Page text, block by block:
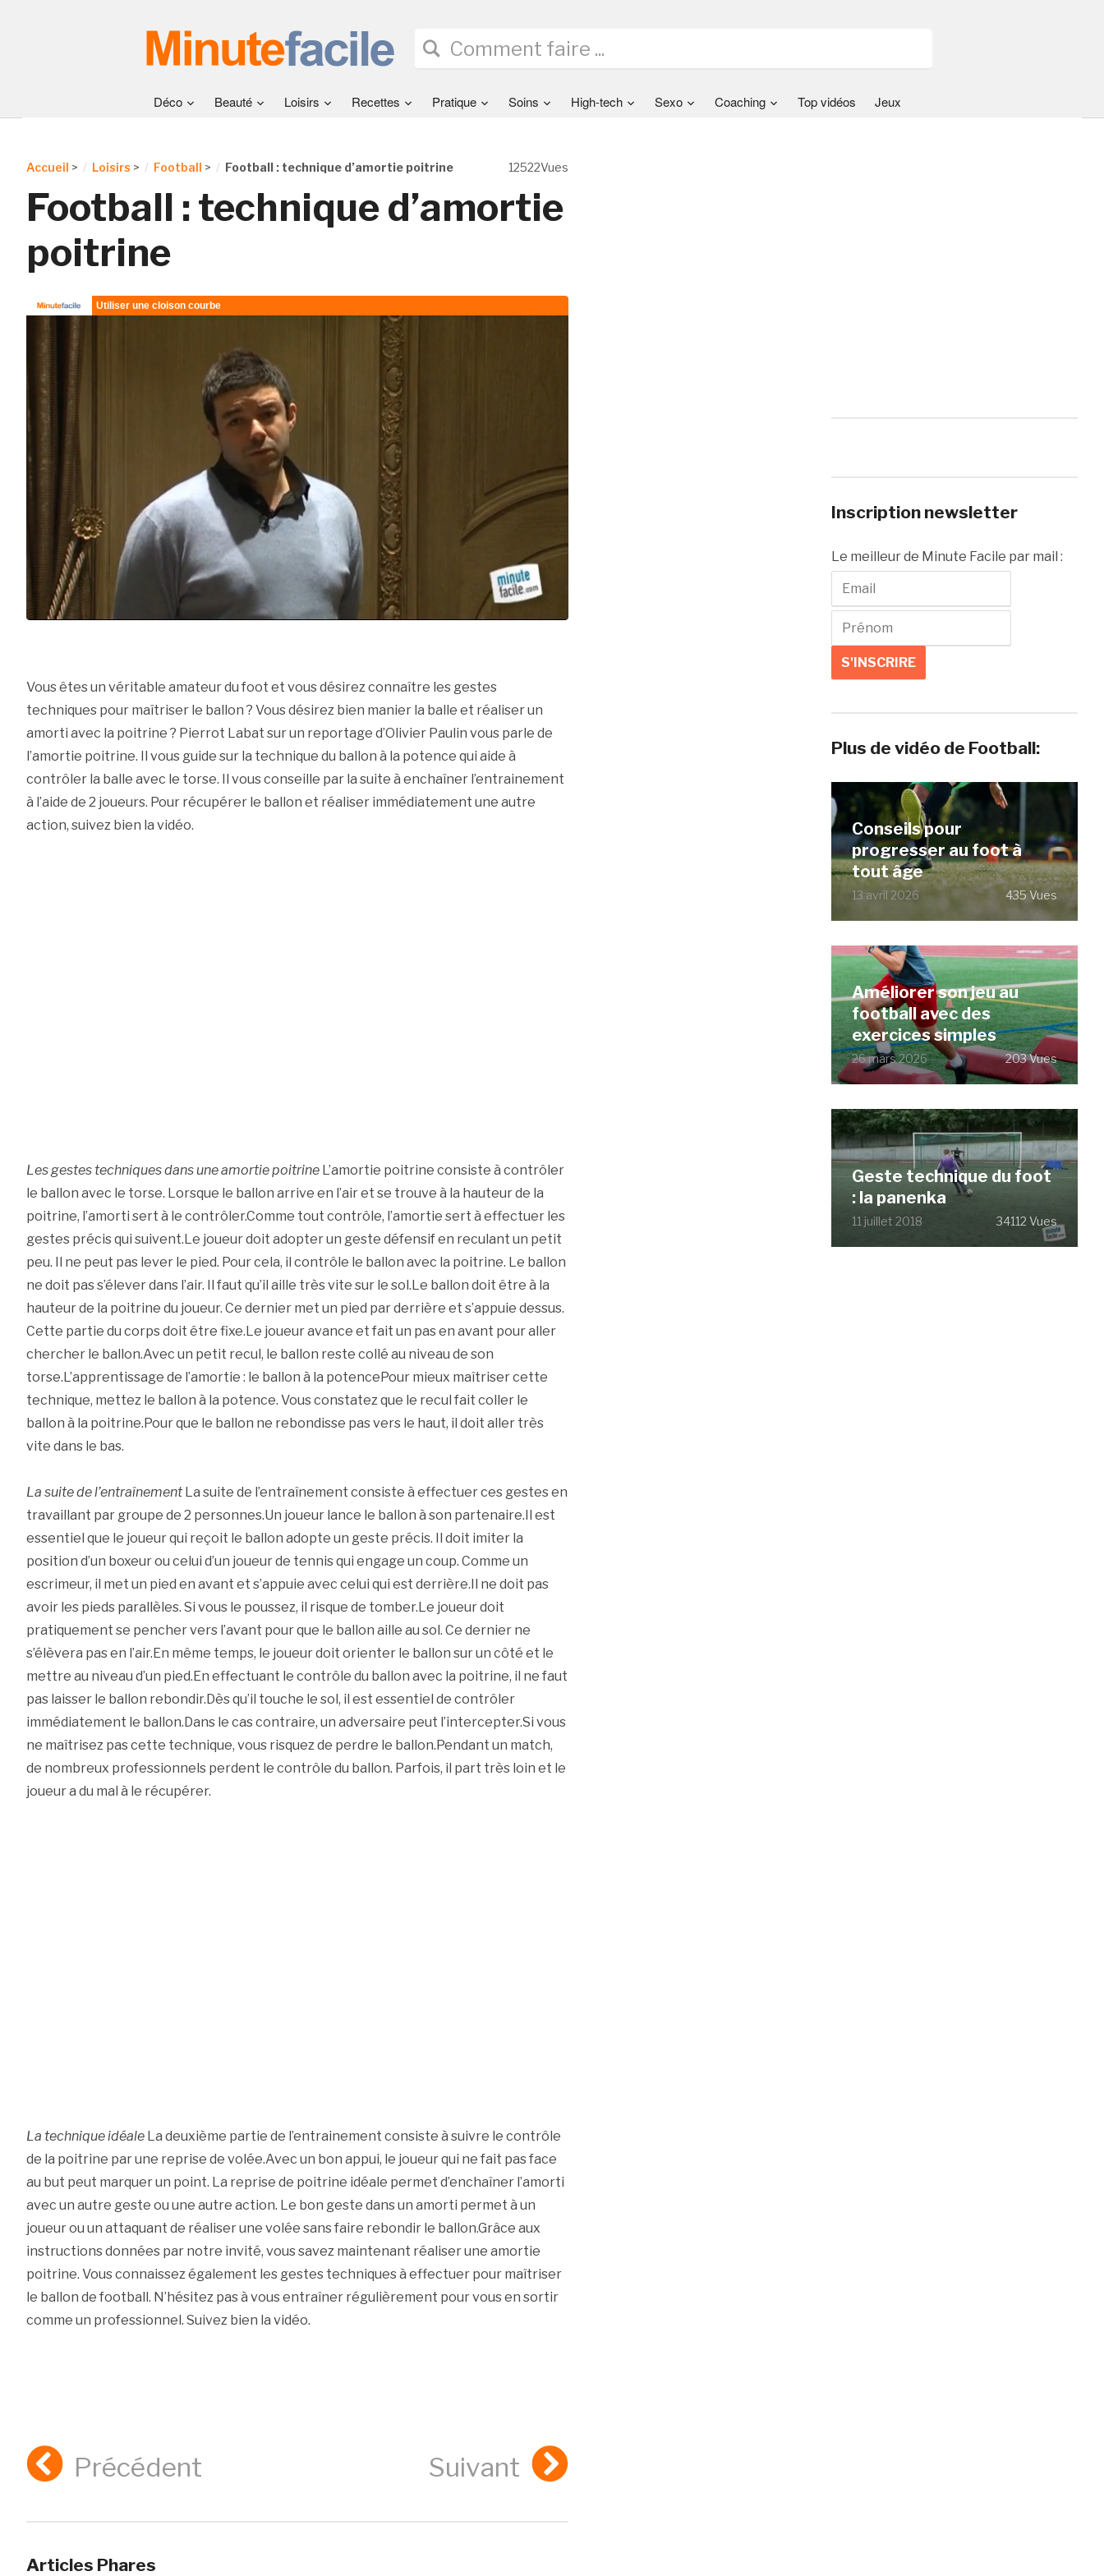
Déco Beauté Loisirs Recettes Pratique Soins High-tech Sexo Coaching Top vidéos Jeux
12522Vues
Accueil > Loisirs > Football > Football : technique d’amortie poitrine
Football : technique d’amortie
poitrine
Vous êtes un véritable amateur du foot et vous désirez connaître les gestes
techniques pour maîtriser le ballon ? Vous désirez bien manier la balle et réaliser un
amorti avec la poitrine ? Pierrot Labat sur un reportage d’Olivier Paulin vous parle de
l’amortie poitrine. Il vous guide sur la technique du ballon à la potence qui aide à
contrôler la balle avec le torse. Il vous conseille par la suite à enchaîner l’entrainement
à l’aide de 2 joueurs. Pour récupérer le ballon et réaliser immédiatement une autre
action, suivez bien la vidéo.
Les gestes techniques dans une amortie poitrineL’amortie poitrine consiste à contrôler
le ballon avec le torse. Lorsque le ballon arrive en l’air et se trouve à la hauteur de la
poitrine, l’amorti sert à le contrôler.Comme tout contrôle, l’amortie sert à effectuer les
gestes précis qui suivent.Le joueur doit adopter un geste défensif en reculant un petit
peu. Il ne peut pas lever le pied. Pour cela, il contrôle le ballon avec la poitrine. Le ballon
ne doit pas s’élever dans l’air. Il faut qu’il aille très vite sur le sol.Le ballon doit être à la
hauteur de la poitrine du joueur. Ce dernier met un pied par derrière et s’appuie dessus.
Cette partie du corps doit être fixe.Le joueur avance et fait un pas en avant pour aller
chercher le ballon.Avec un petit recul, le ballon reste collé au niveau de son
torse.L’apprentissage de l’amortie : le ballon à la potencePour mieux maîtriser cette
technique, mettez le ballon à la potence. Vous constatez que le recul fait coller le
ballon à la poitrine.Pour que le ballon ne rebondisse pas vers le haut, il doit aller très
vite dans le bas.
La suite de l’entraînementLa suite de l’entraînement consiste à effectuer ces gestes en
travaillant par groupe de 2 personnes.Un joueur lance le ballon à son partenaire.Il est
essentiel que le joueur qui reçoit le ballon adopte un geste précis. Il doit imiter la
position d’un boxeur ou celui d’un joueur de tennis qui engage un coup. Comme un
escrimeur, il met un pied en avant et s’appuie avec celui qui est derrière.Il ne doit pas
avoir les pieds parallèles. Si vous le poussez, il risque de tomber.Le joueur doit
pratiquement se pencher vers l’avant pour que le ballon aille au sol. Ce dernier ne
s’élèvera pas en l’air.En même temps, le joueur doit orienter le ballon sur un côté et le
mettre au niveau d’un pied.En effectuant le contrôle du ballon avec la poitrine, il ne faut
pas laisser le ballon rebondir.Dès qu’il touche le sol, il est essentiel de contrôler
immédiatement le ballon.Dans le cas contraire, un adversaire peut l’intercepter.Si vous
ne maîtrisez pas cette technique, vous risquez de perdre le ballon.Pendant un match,
de nombreux professionnels perdent le contrôle du ballon. Parfois, il part très loin et le
joueur a du mal à le récupérer.
La technique idéaleLa deuxième partie de l’entrainement consiste à suivre le contrôle
de la poitrine par une reprise de volée.Avec un bon appui, le joueur qui ne fait pas face
au but peut marquer un point. La reprise de poitrine idéale permet d’enchaîner l’amorti
avec un autre geste ou une autre action. Le bon geste dans un amorti permet à un
joueur ou un attaquant de réaliser une volée sans faire rebondir le ballon.Grâce aux
instructions données par notre invité, vous savez maintenant réaliser une amortie
poitrine. Vous connaissez également les gestes techniques à effectuer pour maîtriser
le ballon de football. N’hésitez pas à vous entraîner régulièrement pour vous en sortir
comme un professionnel. Suivez bien la vidéo.
Précédent Suivant
Articles Phares
Inscription newsletter
Le meilleur de Minute Facile par mail :
Plus de vidéo de Football:
Conseils pour
progresser au foot à
tout âge
13 avril 2026 435 Vues
Améliorer son jeu au
football avec des
exercices simples
26 mars 2026 203 Vues
Geste technique du foot
: la panenka
11 juillet 2018 34112 Vues